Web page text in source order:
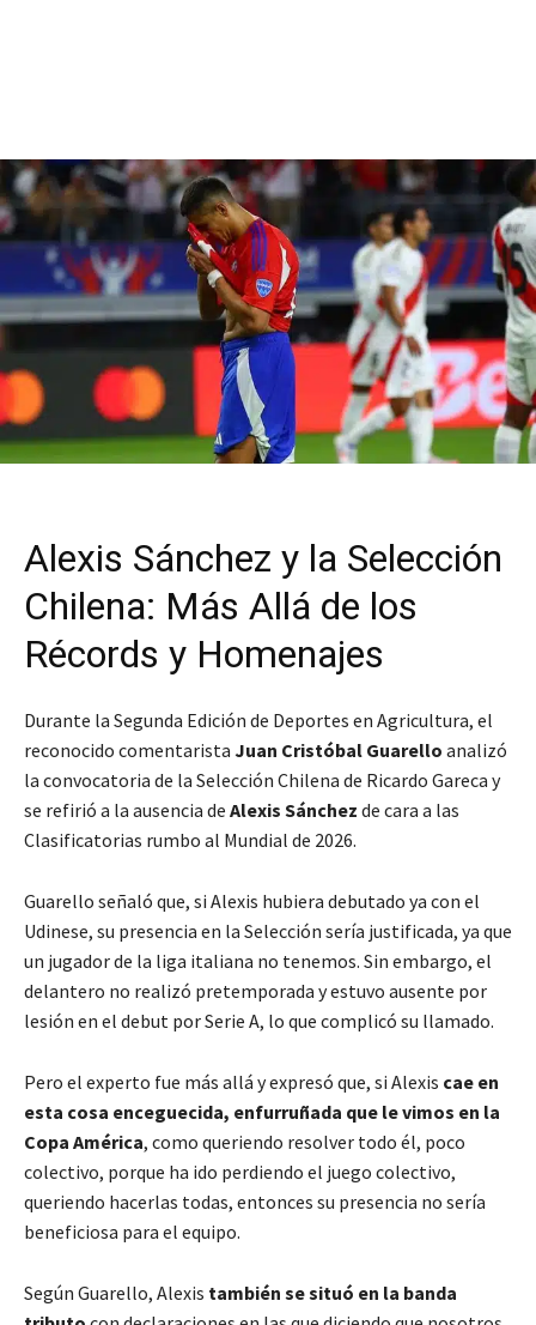
Alexis Sánchez y la Selección
Chilena: Más Allá de los
Récords y Homenajes
Durante la Segunda Edición de Deportes en Agricultura, el
reconocido comentarista Juan Cristóbal Guarello analizó
la convocatoria de la Selección Chilena de Ricardo Gareca y
se refirió a la ausencia de Alexis Sánchez de cara a las
Clasificatorias rumbo al Mundial de 2026.
Guarello señaló que, si Alexis hubiera debutado ya con el
Udinese, su presencia en la Selección sería justificada, ya que
un jugador de la liga italiana no tenemos. Sin embargo, el
delantero no realizó pretemporada y estuvo ausente por
lesión en el debut por Serie A, lo que complicó su llamado.
Pero el experto fue más allá y expresó que, si Alexis cae en
esta cosa enceguecida, enfurruñada que le vimos en la
Copa América, como queriendo resolver todo él, poco
colectivo, porque ha ido perdiendo el juego colectivo,
queriendo hacerlas todas, entonces su presencia no sería
beneficiosa para el equipo.
Según Guarello, Alexis también se situó en la banda